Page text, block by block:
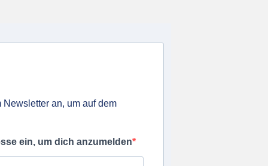
an, um auf dem
ein, um dich anzumelden